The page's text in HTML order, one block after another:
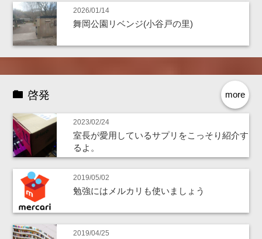
2026/01/14
舞岡公園リベンジ(小谷戸の里)
more
啓発
2023/02/24
室長が愛用しているサプリをこっそり紹介す
るよ。
2019/05/02
勉強にはメルカリも使いましょう
2019/04/25